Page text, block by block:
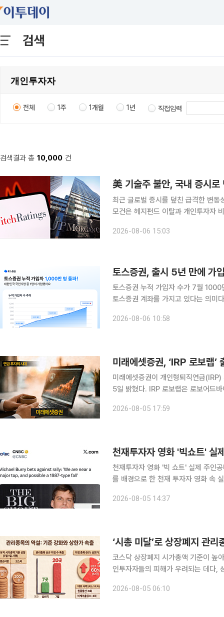
검색
전체 1주 1개월 1년 직접입력
검색결과 총 10,000 건
美 기술주 불안, 국내 증시
최근 글로벌 증시를 덮친 급격한 변
모건은 헤지펀드 이탈과 개인투자자
12개월 목표치 1만2000을 유지했다.
2026-08-06 15:03
토스증권, 출시 5년 만에 가
토스증권 누적 가입자 수가 7월 1000
토스증권 계좌를 가지고 있다는 의미다. 6일 토스증권에 따르면 이는 2021년 3월 모바일트
1000만 명을 넘어섰다. 지난 7월 월
2026-08-06 10:58
미래에셋증권, ‘IRP 로보랩
미래에셋증권이 개인형퇴직연금
5일 밝혔다. IRP 로보랩은 로보어드바이저가 시장 상황에 맞춰 글로벌 자산배분 포트폴리오를 구성
2026-08-05 17:59
천재투자자 영화 '빅쇼트' 실
천재투자자 영화 '빅 쇼트' 실제 주인공버리 "
를 배경으로 한 천재 투자자 영화 속 실제 주인
세가 재현될 수 있다”고 경고했다.
2026-08-05 14:37
코스닥 상장폐지 시가총액 기준이 높
인투자자들의 피해가 우려되는 데다,
시가총액 기준이 유가증권시장 300
2026-08-05 06:10